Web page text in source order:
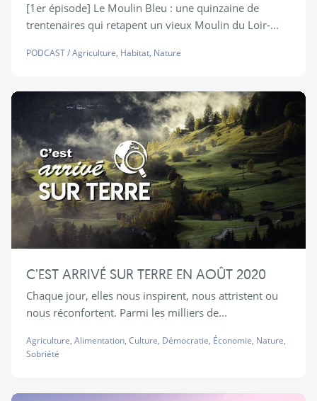
[1er épisode] Le Moulin Bleu : une quinzaine de
trentenaires qui retapent un vieux Moulin du Loir-...
PODCAST/Agriculture, Habitat, Nature
C’EST ARRIVÉ SUR TERRE EN AOÛT 2020
Chaque jour, elles nous inspirent, nous attristent ou
nous réconfortent. Parmi les milliers de...
Agriculture, Alimentation, Culture, Démocratie, Économie, Nature,
Sobriété